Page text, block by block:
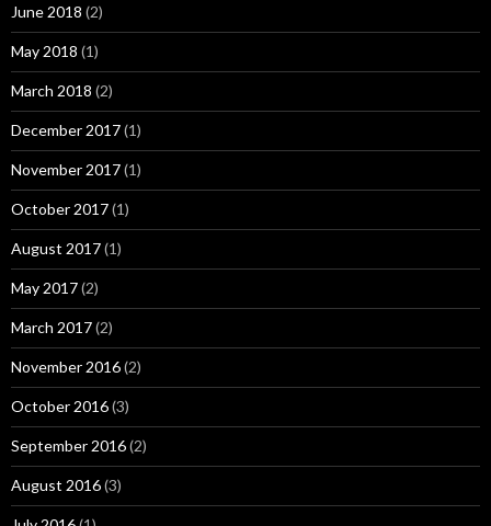
June 2018 (2)
May 2018 (1)
March 2018 (2)
December 2017(1)
November 2017(1)
October 2017(1)
August 2017(1)
May 2017(2)
March 2017(2)
November 2016(2)
October 2016(3)
September 2016(2)
August 2016(3)